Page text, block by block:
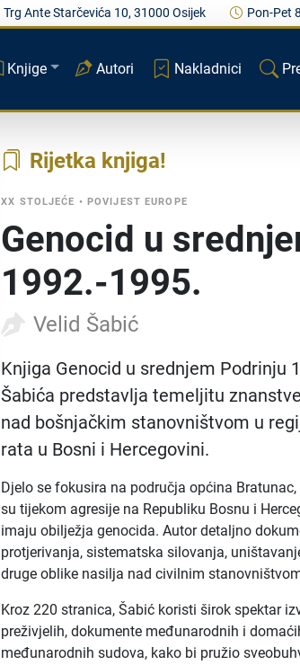
Trg Ante Starčevića 10, 31000 Osijek Pon-Pet
Knjige Autori Nakladnici
Rijetka knjiga
XX STOLJEĆE • POVIJEST EUROPE
Genocid u
1992.-1995.
Velid Šabić
Knjiga Genocid u srednjem Podrinju
Šabića predstavlja temeljitu
nad bošnjačkim stanovništvom u
rata u Bosni i Hercegovini.
Djelo se fokusira na područja općina
su tijekom agresije na Republiku Bosnu i
imaju obilježja genocida. Autor detaljno
protjerivanja, sistematska silovanja,
druge oblike nasilja nad civilnim
Kroz 220 stranica, Šabić koristi širok spektar
preživjelih, dokumente međunarodnih i
međunarodnih sudova, kako bi pružio